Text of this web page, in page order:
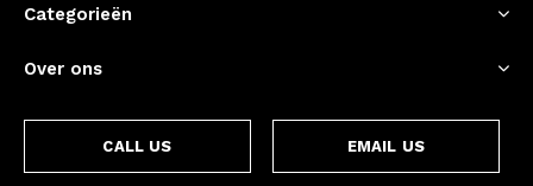
Categorieën
Over ons
CALL US EMAIL US